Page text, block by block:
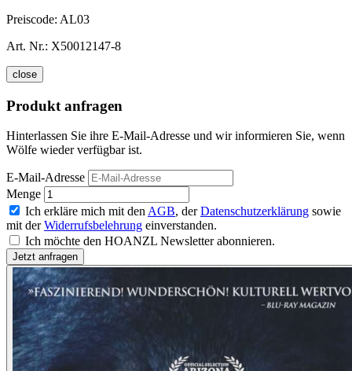
Preiscode: AL03
Art. Nr.: X50012147-8
close
Produkt anfragen
Hinterlassen Sie ihre E-Mail-Adresse und wir informieren Sie, wenn
Wölfe wieder verfügbar ist.
E-Mail-Adresse
Menge
Ich erkläre mich mit den AGB, derDatenschutzerklärung sowie
mit derWiderrufsbelehrung einverstanden.
Ich möchte den HOANZL Newsletter abonnieren.